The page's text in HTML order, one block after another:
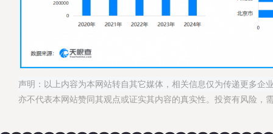
声明：以上内容为本网站转自其它媒体，相关信息仅为传递更多企
亦不代表本网站赞同其观点或证实其内容的真实性。投资有风险，